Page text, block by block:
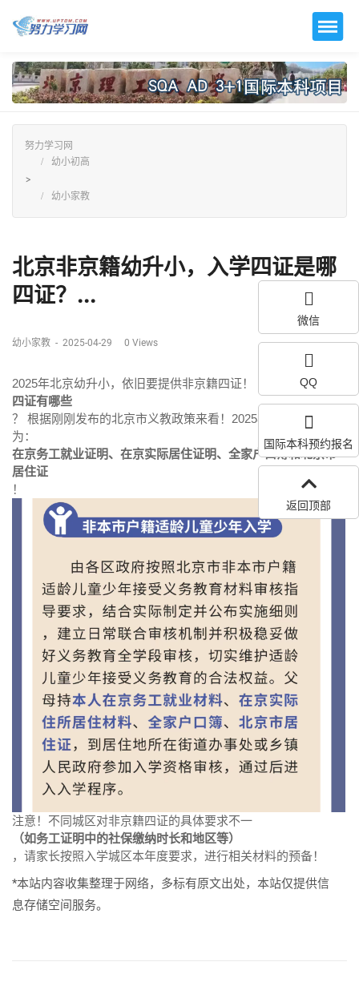
努力学习网
幼小初高
>
幼小家教
北京非京籍幼升小，入学四证是哪
四证？...
幼小家教 - 2025-04-29 0 Views
2025年北京幼升小，依旧要提供非京籍四证！
四证有哪些
？ 根据刚刚发布的北京市义教政策来看！2025年非京籍四证
为：
在京务工就业证明、在京实际居住证明、全家户口簿和北京市
居住证
！
注意！不同城区对非京籍四证的具体要求不一
（如务工证明中的社保缴纳时长和地区等）
，请家长按照入学城区本年度要求，进行相关材料的预备！
*本站内容收集整理于网络，多标有原文出处，本站仅提供信
息存储空间服务。
微信
QQ
国际本科预约报名
返回顶部